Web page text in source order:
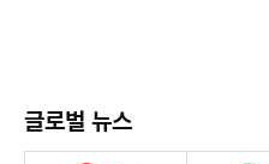
글로벌 뉴스